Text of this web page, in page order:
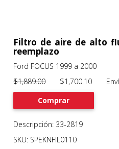
Previous
Filtro de aire de alto
reemplazo
Ford FOCUS 1999 a 2000
$1,889.00$1,700.10 Envío
Comprar
Descripción: 33-2819
SKU: SPEKNFIL0110